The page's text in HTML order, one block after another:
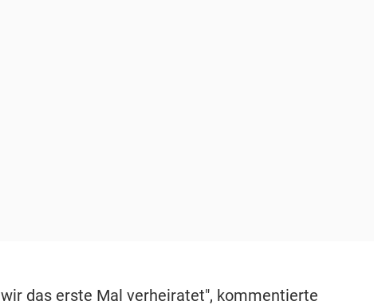
das erste Mal verheiratet", kommentierte